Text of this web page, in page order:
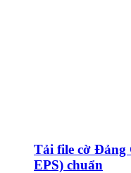
Tải file cờ Đảng
EPS) chuẩn